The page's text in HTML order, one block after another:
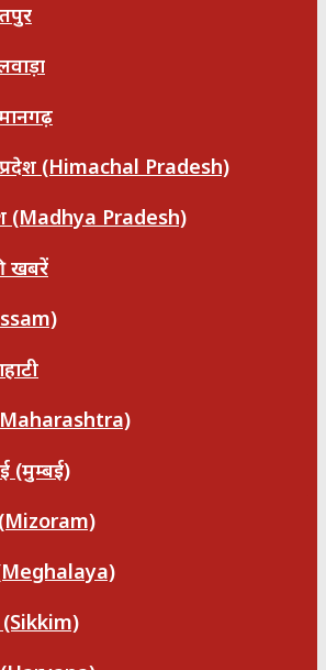
(Himachal Pradesh)
(Madhya Pradesh)
खबरें
(Maharashtra)
(मुम्बई)